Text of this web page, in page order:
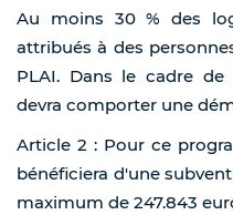
Au moins 30 % des
attribués à des
PLAI. Dans le cadre
devra comporter une
Article 2 : Pour ce
bénéficiera d'une
maximum de 247.843